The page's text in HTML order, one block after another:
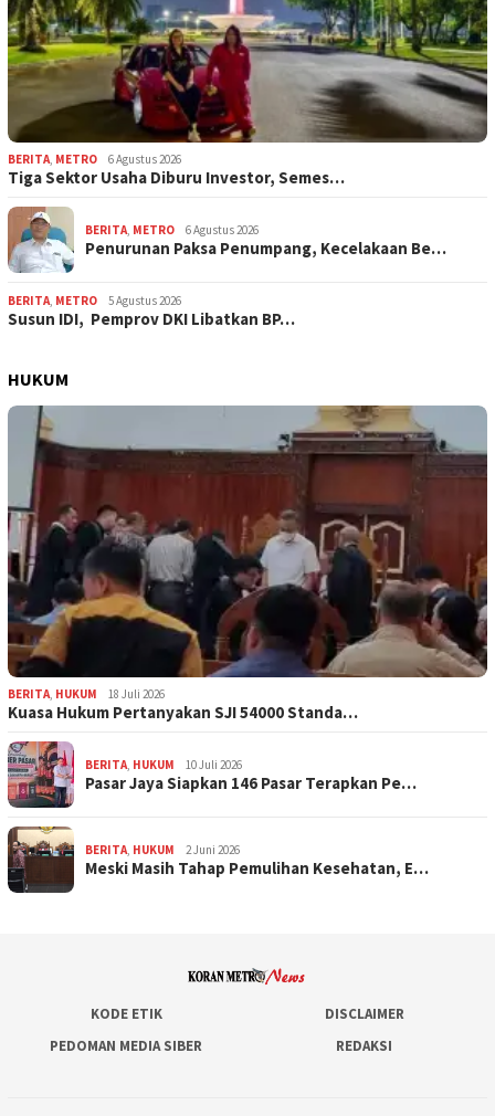
BERITA, METRO 6 Agustus 2026
Tiga Sektor Usaha Diburu Investor, Semes…
BERITA, METRO 6 Agustus 2026
Penurunan Paksa Penumpang, Kecelakaan Be…
BERITA, METRO 5 Agustus 2026
Susun IDI, Pemprov DKI Libatkan BP…
HUKUM
BERITA, HUKUM 18 Juli 2026
Kuasa Hukum Pertanyakan SJI 54000 Standa…
BERITA, HUKUM 10 Juli 2026
Pasar Jaya Siapkan 146 Pasar Terapkan Pe…
BERITA, HUKUM 2 Juni 2026
Meski Masih Tahap Pemulihan Kesehatan, E…
KODE ETIK
DISCLAIMER
PEDOMAN MEDIA SIBER
REDAKSI